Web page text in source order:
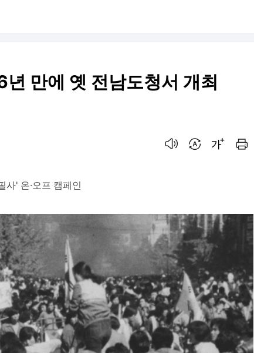
년 만에 옛 전남도청서 개최
사' 온·오프 캠페인